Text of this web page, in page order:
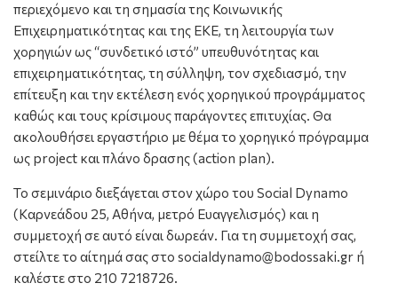
περιεχόμενο και τη σημασία της Κοινωνικής
Επιχειρηματικότητας και της ΕKE, τη λειτουργία των
χορηγιών ως “συνδετικό ιστό” υπευθυνότητας και
επιχειρηματικότητας, τη σύλληψη, τον σχεδιασμό, την
επίτευξη και την εκτέλεση ενός χορηγικού προγράμματος
καθώς και τους κρίσιμους παράγοντες επιτυχίας. Θα
ακολουθήσει εργαστήριο με θέμα το χορηγικό πρόγραμμα
ως project και πλάνο δρασης (action plan).
Το σεμινάριο διεξάγεται στον χώρο του Social Dynamo
(Καρνεάδου 25, Αθήνα, μετρό Ευαγγελισμός) και η
συμμετοχή σε αυτό είναι δωρεάν. Για τη συμμετοχή σας,
στείλτε το αίτημά σας στο socialdynamo@bodossaki.gr ή
καλέστε στο 210 7218726.